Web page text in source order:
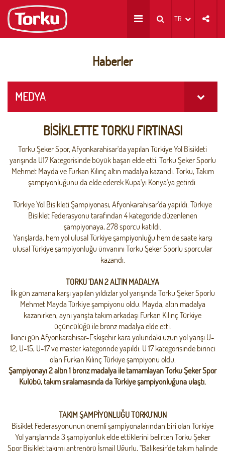
TR
Haberler
MEDYA
BİSİKLETTE TORKU FIRTINASI
Torku Şeker Spor, Afyonkarahisar'da yapılan Türkiye Yol Bisikleti
yarışında U17 Kategorisinde büyük başarı elde etti. Torku Şeker Sporlu
Mehmet Mayda ve Furkan Kılınç altın madalya kazandı. Torku, Takım
şampiyonluğunu da elde ederek Kupa'yı Konya'ya getirdi.
Türkiye Yol Bisikleti Şampiyonası, Afyonkarahisar'da yapıldı. Türkiye
Bisiklet Federasyonu tarafından 4 kategoride düzenlenen
şampiyonaya, 278 sporcu katıldı.
Yarışlarda, hem yol ulusal Türkiye şampiyonluğu hem de saate karşı
ulusal Türkiye şampiyonluğu ünvanını Torku Şeker Sporlu sporcular
kazandı.
TORKU 'DAN 2 ALTIN MADALYA
İlk gün zamana karşı yapılan yıldızlar yol yarışında Torku Şeker Sporlu
Mehmet Mayda Türkiye şampiyonu oldu. Mayda, altın madalya
kazanırken, aynı yarışta takım arkadaşı Furkan Kılınç Türkiye
üçüncülüğü ile bronz madalya elde etti.
İkinci gün Afyonkarahisar-Eskişehir kara yolundaki uzun yol yarışı U-
12, U-15, U-17 ve master kategorinde yapıldı. U 17 kategorisinde birinci
olan Furkan Kılınç Türkiye şampiyonu oldu.
Şampiyonayı 2 altın 1 bronz madalya ile tamamlayan Torku Şeker Spor
Kulübü, takım sıralamasında da Türkiye şampiyonluğuna ulaştı.
TAKIM ŞAMPİYONLUĞU TORKU'NUN
Bisiklet Federasyonunun önemli şampiyonalarından biri olan Türkiye
Yol yarışlarında 3 şampiyonluk elde ettiklerini belirten Torku Şeker
Spor Bisiklet takımı antrenörü İsmail Uğurlu, "Balıkesir'de takım halinde